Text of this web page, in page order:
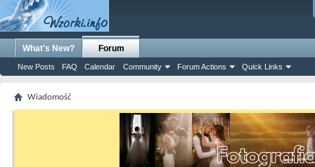
What's New? Forum
New Posts FAQ Calendar Community Forum Actions Quick Links
Wiadomość